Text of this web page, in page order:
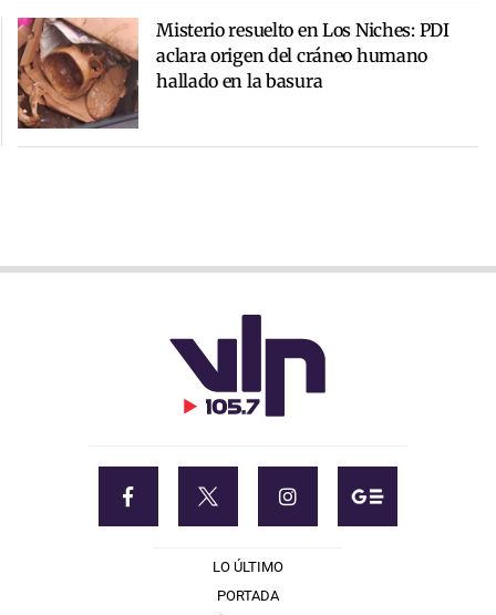
Misterio resuelto en Los Niches: PDI
aclara origen del cráneo humano
hallado en la basura
LO ÚLTIMO
PORTADA